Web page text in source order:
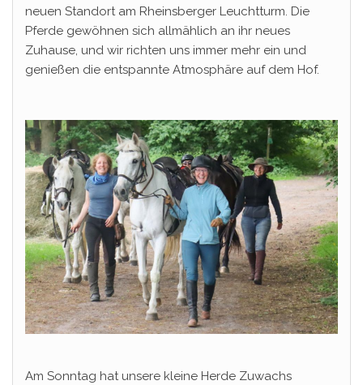
neuen Standort am Rheinsberger Leuchtturm. Die
Pferde gewöhnen sich allmählich an ihr neues
Zuhause, und wir richten uns immer mehr ein und
genießen die entspannte Atmosphäre auf dem Hof.
Am Sonntag hat unsere kleine Herde Zuwachs